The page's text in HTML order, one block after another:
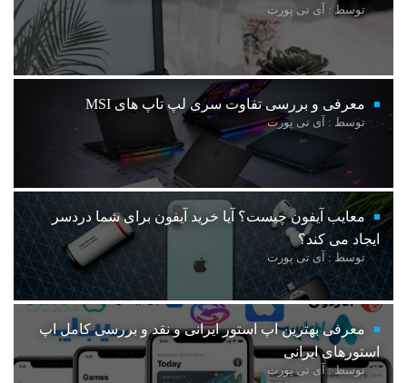
توسط : آی تی پورت
معرفی و بررسی تفاوت سری لپ تاپ های MSI
توسط : آی تی پورت
معایب آیفون چیست؟ آیا خرید آیفون برای شما دردسر
ایجاد می کند؟
توسط : آی تی پورت
معرفی بهترین اپ استور ایرانی و نقد و بررسی کامل اپ
استورهای ایرانی
توسط : آی تی پورت